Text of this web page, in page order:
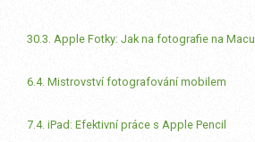
30.3. Apple Fotky: Jak na fotografie na Macu
6.4. Mistrovství fotografování mobilem
7.4. iPad: Efektivní práce s Apple Pencil